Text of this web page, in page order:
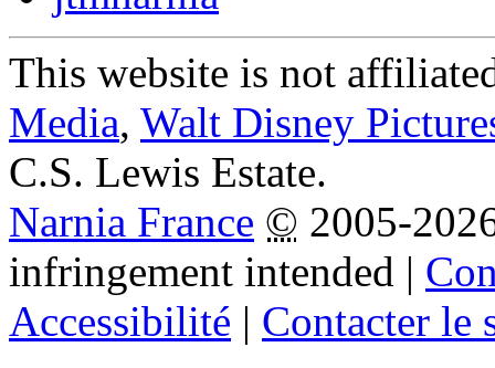
This website is not
Media, Walt Disney
C.S. Lewis Estate.
Narnia France © 2005-
infringement intended |
Accessibilité | Contacter le